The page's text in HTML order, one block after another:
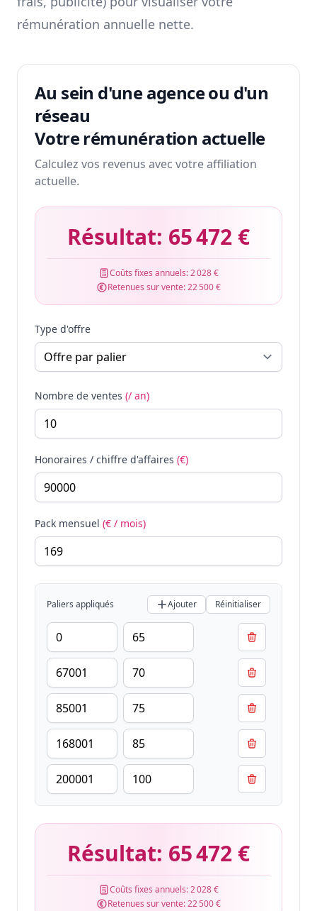
rémunération annuelle nette.
Au sein d'une agence ou d'un
réseau
Votre rémunération actuelle
Calculez vos revenus avec votre affiliation
actuelle.
Résultat: 65 472 €
Coûts fixes annuels:2 028 €
Retenues sur vente:22 500 €
Type d'offre
Nombre de ventes (/ an)
Honoraires / chiffre d'affaires (€)
Pack mensuel (€ / mois)
Paliers appliqués Ajouter Réinitialiser
Résultat: 65 472 €
Coûts fixes annuels:2 028 €
Retenues sur vente:22 500 €